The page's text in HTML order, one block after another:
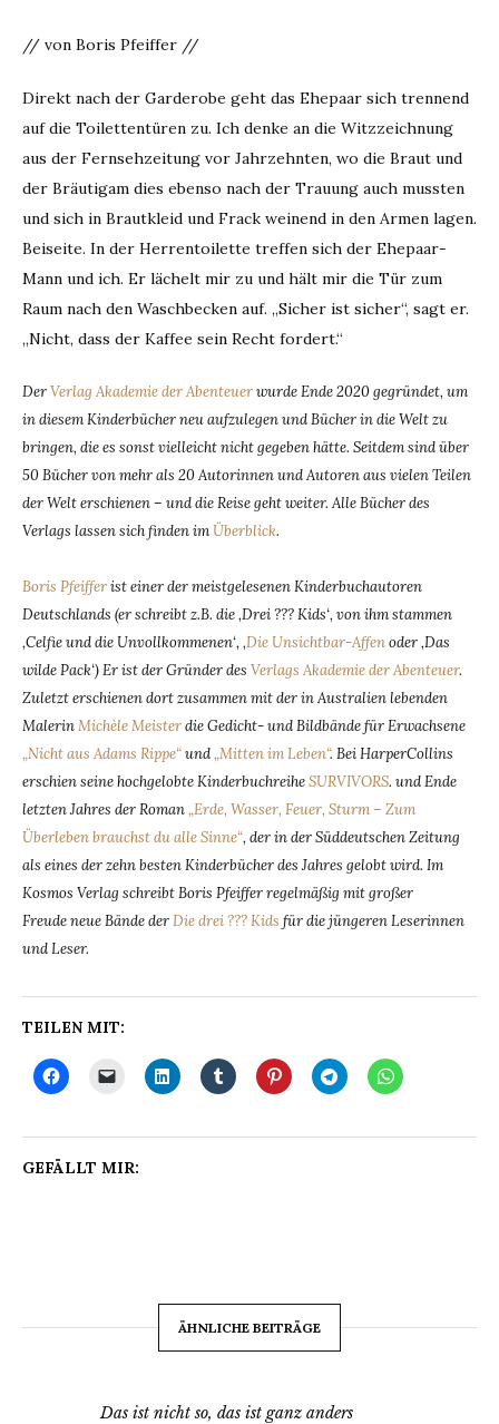
// von Boris Pfeiffer //
Direkt nach der Garderobe geht das Ehepaar sich trennend
auf die Toilettentüren zu. Ich denke an die Witzzeichnung
aus der Fernsehzeitung vor Jahrzehnten, wo die Braut und
der Bräutigam dies ebenso nach der Trauung auch mussten
und sich in Brautkleid und Frack weinend in den Armen lagen.
Beiseite. In der Herrentoilette treffen sich der Ehepaar-
Mann und ich. Er lächelt mir zu und hält mir die Tür zum
Raum nach den Waschbecken auf. „Sicher ist sicher“, sagt er.
„Nicht, dass der Kaffee sein Recht fordert.“
DerVerlag Akademie der Abenteuerwurde Ende 2020 gegründet, um
in diesem Kinderbücher neu aufzulegen und Bücher in die Welt zu
bringen, die es sonst vielleicht nicht gegeben hätte. Seitdem sind über
50 Bücher von mehr als 20 Autorinnen und Autoren aus vielen Teilen
der Welt erschienen – und die Reise geht weiter. Alle Bücher des
Verlags lassen sich finden imÜberblick.
Boris Pfeifferist einer der meistgelesenen Kinderbuchautoren
Deutschlands (er schreibt z.B. die ‚Drei ??? Kids‘, von ihm stammen
‚Celfie und die Unvollkommenen‘, ‚Die Unsichtbar-Affenoder ‚Das
wilde Pack‘) Er ist der Gründer des Verlags Akademie der Abenteuer.
Zuletzt erschienen dort zusammen mit der in Australien lebenden
MalerinMichèle Meisterdie Gedicht- und Bildbände für Erwachsene
„Nicht aus Adams Rippe“und„Mitten im Leben“. Bei HarperCollins
erschien seine hochgelobte KinderbuchreiheSURVIVORS. und Ende
letzten Jahres der Roman„Erde, Wasser, Feuer, Sturm – Zum
Überleben brauchst du alle Sinne“, der in der Süddeutschen Zeitung
als eines der zehn besten Kinderbücher des Jahres gelobt wird. Im
Kosmos Verlag schreibt Boris Pfeiffer regelmäßig mit großer
Freude neue Bände derDie drei ??? Kids für die jüngeren Leserinnen
und Leser.
TEILEN MIT:
GEFÄLLT MIR:
ÄHNLICHE BEITRÄGE
Das ist nicht so, das ist ganz anders